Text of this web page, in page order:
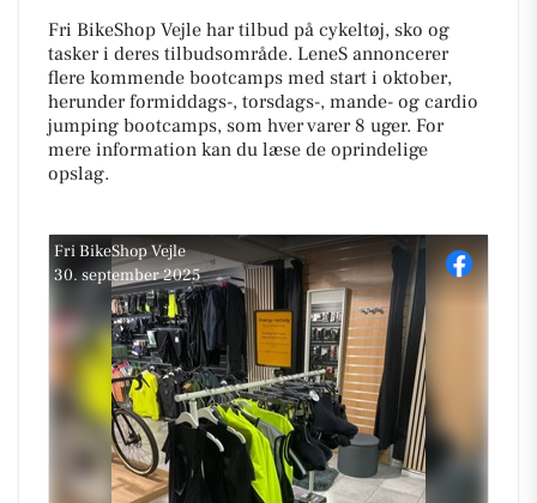
Fri BikeShop Vejle har tilbud på cykeltøj, sko og
tasker i deres tilbudsområde. LeneS annoncerer
flere kommende bootcamps med start i oktober,
herunder formiddags-, torsdags-, mande- og cardio
jumping bootcamps, som hver varer 8 uger. For
mere information kan du læse de oprindelige
opslag.
Fri BikeShop Vejle
30. september 2025